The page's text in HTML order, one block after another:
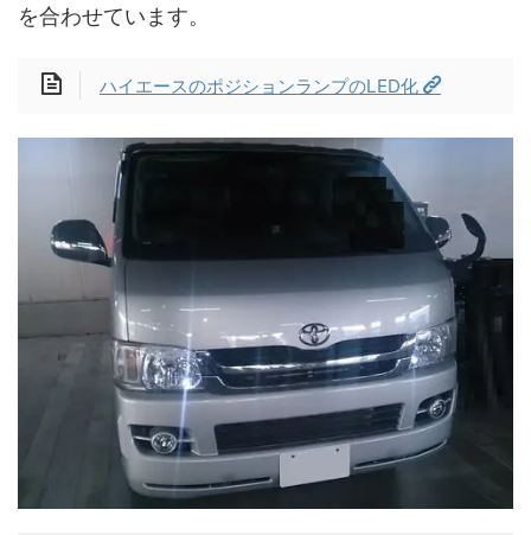
を合わせています。
ハイエースのポジションランプのLED化